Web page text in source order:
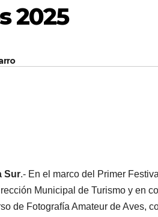
2025
Sur.- En el marco del Primer
Municipal de Turismo y en
de Fotografía Amateur de Aves,